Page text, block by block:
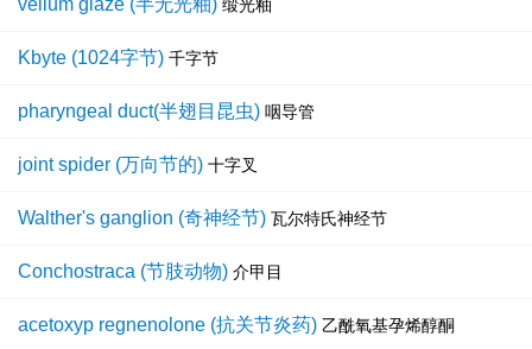
vellum glaze (半无光釉) 缎光釉
Kbyte (1024字节) 千字节
pharyngeal duct(半翅目昆虫) 咽导管
joint spider (万向节的) 十字叉
Walther's ganglion (奇神经节) 瓦尔特氏神经节
Conchostraca (节肢动物) 介甲目
acetoxyp regnenolone (抗关节炎药) 乙酰氧基孕烯醇酮